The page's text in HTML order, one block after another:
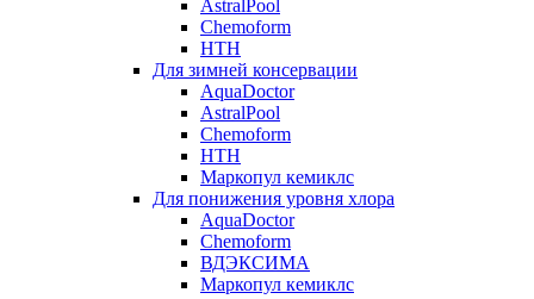
AstralPool
Chemoform
HTH
Для зимней консервации
AquaDoctor
AstralPool
Chemoform
HTH
Маркопул кемиклс
Для понижения уровня хлора
AquaDoctor
Chemoform
ВДЭКСИМА
Маркопул кемиклс